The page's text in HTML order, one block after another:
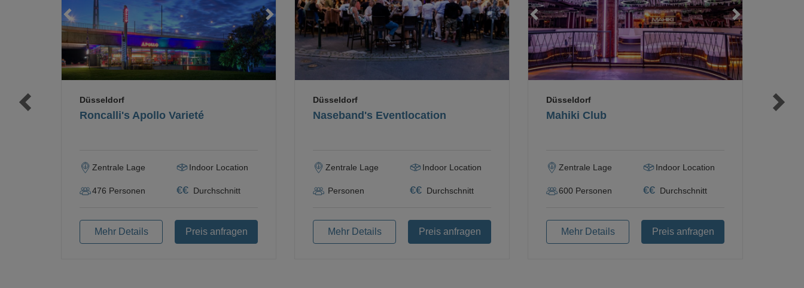
Roncalli's Apollo Varieté
Düsseldorf
Zentrale Lage Indoor Location
476 Personen €€ Durchschnitt
Mehr Details Preis anfragen
Naseband's Eventlocation
Düsseldorf
Zentrale Lage Indoor Location
Personen €€ Durchschnitt
Mehr Details Preis anfragen
Mahiki Club
Düsseldorf
Zentrale Lage Indoor Location
600 Personen €€ Durchschnitt
Mehr Details Preis anfragen